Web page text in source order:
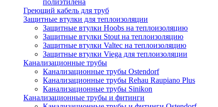
полиэтилена
Греющий кабель для труб
Защитные втулки для теплоизоляции
Защитные втулки Hoobs на теплоизоляцию
Защитные втулки Stout на теплоизоляцию
Защитные втулки Valtec на теплоизоляцию
Защитные втулки Viega для теплоизоляции
Канализационные трубы
Канализационные трубы Ostendorf
Канализационные трубы Rehau Raupiano Plus
Канализационные трубы Sinikon
Канализационные трубы и фитинги